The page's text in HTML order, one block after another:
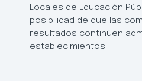
Locales de Educación
posibilidad de que las
resultados continúen
establecimientos.